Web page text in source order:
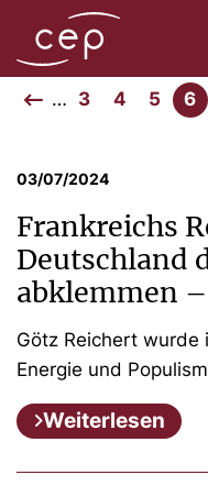
… 3 4 5 6
03/07/2024
Frankreichs
Deutschland
abklemmen
Götz Reichert wurde
Energie und
Weiterlesen